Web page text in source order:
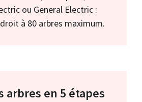
ou General Electric :
à 80 arbres maximum.
arbres en 5 étapes